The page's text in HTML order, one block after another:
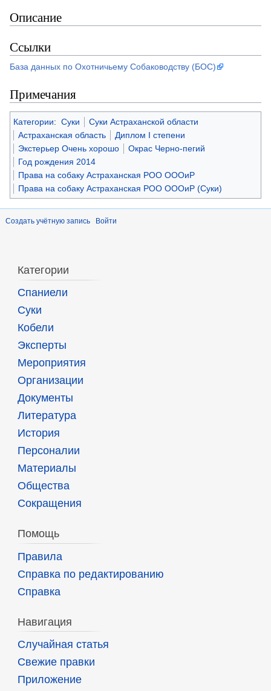
Описание
Ссылки
База данных по Охотничьему Собаководству (БОС)
Примечания
Категории: Суки
Суки Астраханской области
Астраханская область
Диплом I степени
Экстерьер Очень хорошо
Окрас Черно-пегий
Год рождения 2014
Права на собаку Астраханская РОО ОООиР
Права на собаку Астраханская РОО ОООиР (Суки)
Создать учётную запись Войти
Категории
Спаниели
Суки
Кобели
Эксперты
Мероприятия
Организации
Документы
Литература
История
Персоналии
Материалы
Общества
Сокращения
Помощь
Правила
Справка по редактированию
Справка
Навигация
Случайная статья
Свежие правки
Приложение